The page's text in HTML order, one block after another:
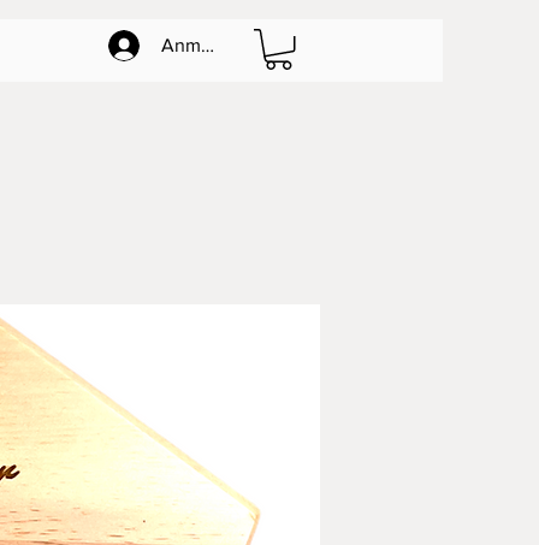
Anmelden